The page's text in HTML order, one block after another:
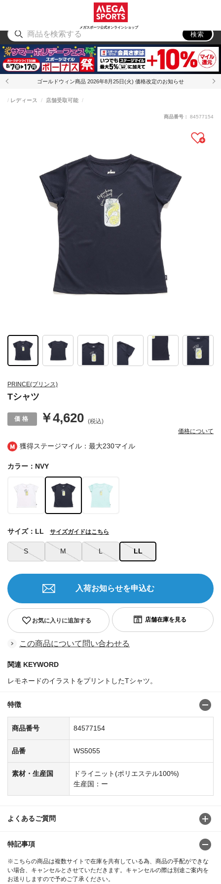
メガスポーツ公式オンラインショップ
アウトドア
検索
ゴールドウィン商品 2026年8月25日(火) 価格改定のお知らせ
獲得ステージマイル：最大230マイル
PRINCE(プリンス)
Tシャツ
レディース 店舗受取可能
￥4,620 (税込)
価格について
商品番号： 84577154
カラー：NVY
S M L LL
サイズ：LL サイズガイドはこちら
お気に入りに追加する
入荷お知らせを申込む
この商品について問い合わせる
関連 KEYWORD
レモネードのイラストをプリントしたTシャツ。
特徴
商品番号 84577154
品番 WS5055
素材・生産国
ドライニット(ポリエステル100%)
生産国：ー
よくあるご質問
特記事項
※こちらの商品は複数サイトで在庫を共有している為、商品の手配ができな
い場合、キャンセルとさせていただきます。キャンセルの際は別途ご案内を
お送りしますので予めご了承ください。